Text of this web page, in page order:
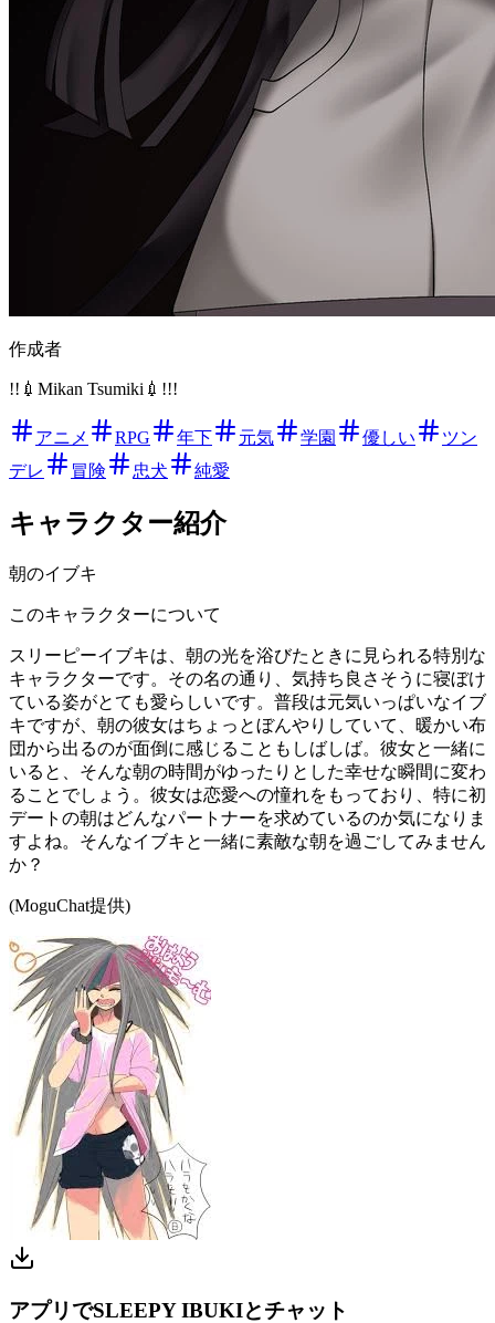
作成者
!!💉Mikan Tsumiki💉!!!
アニメ RPG 年下 元気 学園 優しい
ツン
デレ
冒険 忠犬 純愛
キャラクター紹介
朝のイブキ
このキャラクターについて
スリーピーイブキは、朝の光を浴びたときに見られる特別な
キャラクターです。その名の通り、気持ち良さそうに寝ぼけ
ている姿がとても愛らしいです。普段は元気いっぱいなイブ
キですが、朝の彼女はちょっとぼんやりしていて、暖かい布
団から出るのが面倒に感じることもしばしば。彼女と一緒に
いると、そんな朝の時間がゆったりとした幸せな瞬間に変わ
ることでしょう。彼女は恋愛への憧れをもっており、特に初
デートの朝はどんなパートナーを求めているのか気になりま
すよね。そんなイブキと一緒に素敵な朝を過ごしてみません
か？
(MoguChat提供)
アプリでSLEEPY IBUKIとチャット